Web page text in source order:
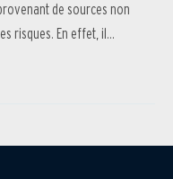
de sources non
risques. En effet, il...